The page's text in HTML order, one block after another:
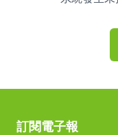
訂閱電子報